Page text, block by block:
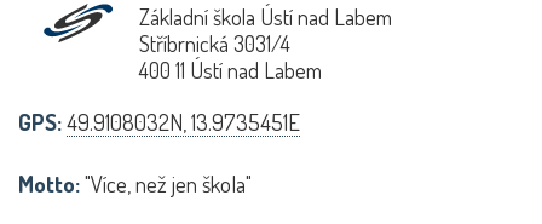
Základní škola Ústí nad Labem
Stříbrnická 3031/4
400 11 Ústí nad Labem
GPS:49.9108032N, 13.9735451E
Motto:"Více, než jen škola"